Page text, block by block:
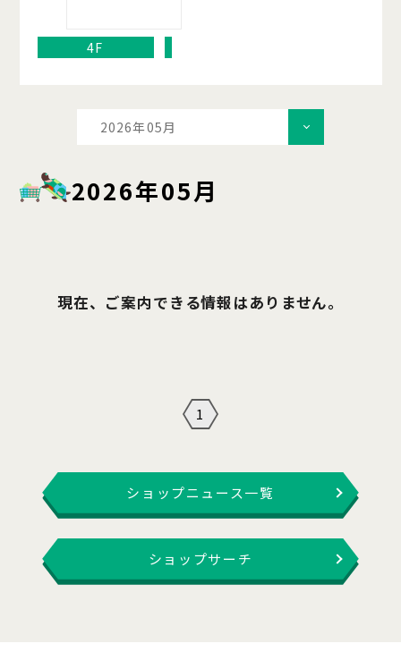
4F
2026年05月
2026年05月
現在、ご案内できる情報はありません。
1
ショップニュース一覧
ショップサーチ